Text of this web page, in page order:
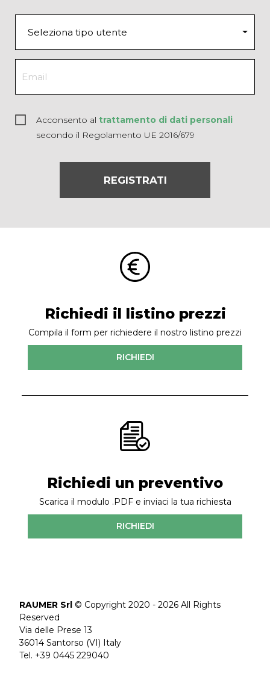
Acconsento al trattamento di dati personali
secondo il Regolamento UE 2016/679
REGISTRATI
Richiedi il listino prezzi
Compila il form per richiedere il nostro listino prezzi
RICHIEDI
Richiedi un preventivo
Scarica il modulo .PDF e inviaci la tua richiesta
RICHIEDI
RAUMER Srl © Copyright 2020 - 2026 All Rights
Reserved
Via delle Prese 13
36014 Santorso (VI) Italy
Tel. +39 0445 229040